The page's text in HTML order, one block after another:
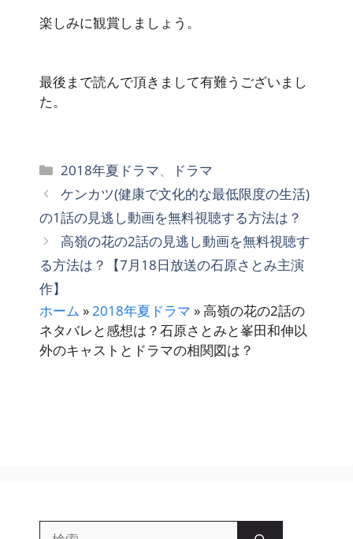
楽しみに観賞しましょう。
最後まで読んで頂きまして有難うございまし
た。
カ
テ
ゴ
リ
ー
2018年夏ドラマ、
ドラマ
ケンカツ(健康で文化的な最低限度の生活)
の1話の見逃し動画を無料視聴する方法は？
高嶺の花の2話の見逃し動画を無料視聴す
る方法は？【7月18日放送の石原さとみ主演
作】
ホーム »2018年夏ドラマ »高嶺の花の2話の
ネタバレと感想は？石原さとみと峯田和伸以
外のキャストとドラマの相関図は？